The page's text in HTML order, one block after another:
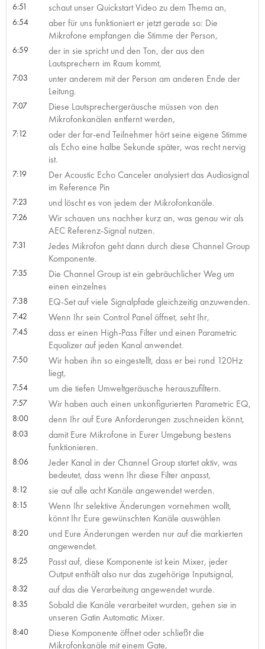
6:51 schaut unser Quickstart Video zu dem Thema an,
6:54
aber für uns funktioniert er jetzt gerade so: Die
Mikrofone empfangen die Stimme der Person,
6:59
der in sie spricht und den Ton, der aus den
Lautsprechern im Raum kommt,
7:03
unter anderem mit der Person am anderen Ende der
Leitung.
7:07
Diese Lautsprechergeräusche müssen von den
Mikrofonkanälen entfernt werden,
7:12
oder der far-end Teilnehmer hört seine eigene Stimme
als Echo eine halbe Sekunde später, was recht nervig
ist.
7:19
Der Acoustic Echo Canceler analysiert das Audiosignal
im Reference Pin
7:23 und löscht es von jedem der Mikrofonkanäle.
7:26
Wir schauen uns nachher kurz an, was genau wir als
AEC Referenz-Signal nutzen.
7:31
Jedes Mikrofon geht dann durch diese Channel Group
Komponente.
7:35
Die Channel Group ist ein gebräuchlicher Weg um
einen einzelnes
7:38 EQ-Set auf viele Signalpfade gleichzeitig anzuwenden.
7:42 Wenn Ihr sein Control Panel öffnet, seht Ihr,
7:45
dass er einen High-Pass Filter und einen Parametric
Equalizer auf jeden Kanal anwendet.
7:50
Wir haben ihn so eingestellt, dass er bei rund 120Hz
liegt,
7:54 um die tiefen Umweltgeräusche herauszufiltern.
7:57 Wir haben auch einen unkonfigurierten Parametric EQ,
8:00 denn Ihr auf Eure Anforderungen zuschneiden könnt,
8:03
damit Eure Mikrofone in Eurer Umgebung bestens
funktionieren.
8:06
Jeder Kanal in der Channel Group startet aktiv, was
bedeutet, dass wenn Ihr diese Filter anpasst,
8:12 sie auf alle acht Kanäle angewendet werden.
8:15
Wenn Ihr selektive Änderungen vornehmen wollt,
könnt Ihr Eure gewünschten Kanäle auswählen
8:20
und Eure Änderungen werden nur auf die markierten
angewendet.
8:25
Passt auf, diese Komponente ist kein Mixer, jeder
Output enthält also nur das zugehörige Inputsignal,
8:32 auf das die Verarbeitung angewendet wurde.
8:35
Sobald die Kanäle verarbeitet wurden, gehen sie in
unseren Gatin Automatic Mixer.
8:40
Diese Komponente öffnet oder schließt die
Mikrofonkanäle mit einem Gate,